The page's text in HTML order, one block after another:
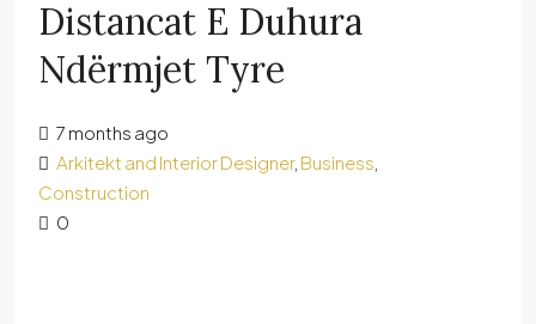
Distancat E Duhura
Ndërmjet Tyre
7 months ago
Arkitekt and Interior Designer, Business
Construction
0